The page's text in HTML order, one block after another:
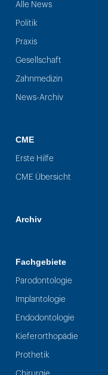
Alle News
Politik
Praxis
Gesellschaft
Zahnmedizin
News-Archiv
CME
Erste Hilfe
CME Übersicht
Archiv
Fachgebiete
Parodontologie
Implantologie
Endodontologie
Kieferorthopädie
Prothetik